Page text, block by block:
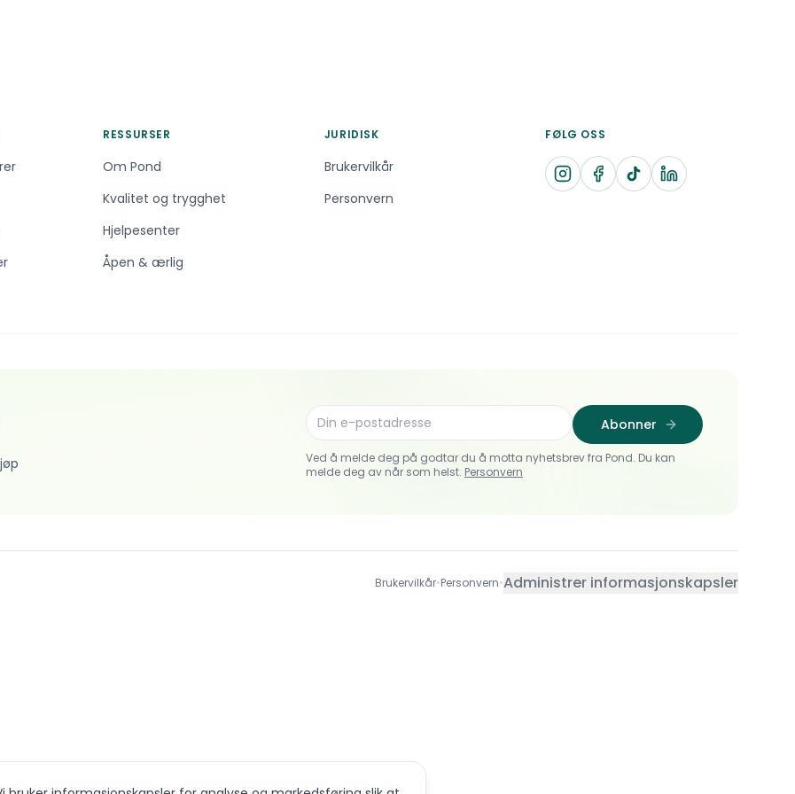
RESSURSER
Om Pond
Kvalitet og trygghet
Hjelpesenter
Åpen & ærlig
JURIDISK
Brukervilkår
Personvern
FØLG OSS
Abonner
Ved å melde deg på godtar du å motta nyhetsbrev fra Pond. Du kan
melde deg av når som helst. Personvern
Brukervilkår•Personvern•Administrer informasjonskapsler